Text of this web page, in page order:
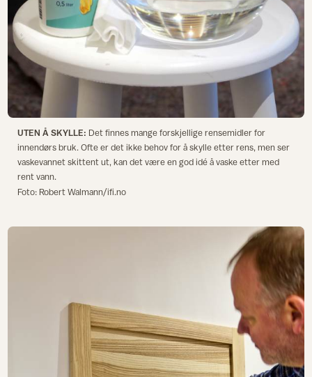
UTEN Å SKYLLE: Det finnes mange forskjellige rensemidler for
innendørs bruk. Ofte er det ikke behov for å skylle etter rens, men ser
vaskevannet skittent ut, kan det være en god idé å vaske etter med
rent vann.
Foto: Robert Walmann/ifi.no